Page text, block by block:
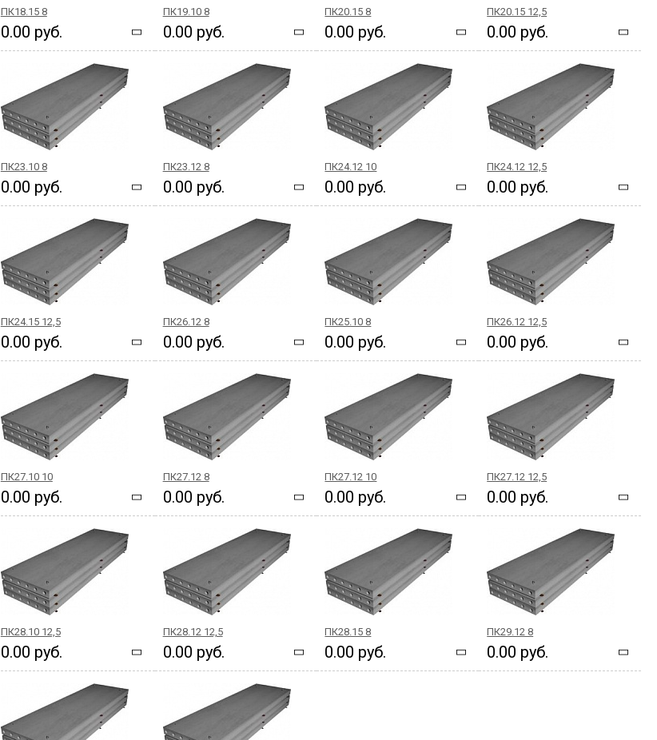
ПК18.15 8
0.00 руб.
ПК19.10 8
0.00 руб.
ПК20.15 8
0.00 руб.
ПК20.15 12,5
0.00 руб.
ПК23.10 8
0.00 руб.
ПК23.12 8
0.00 руб.
ПК24.12 10
0.00 руб.
ПК24.12 12,5
0.00 руб.
ПК24.15 12,5
0.00 руб.
ПК26.12 8
0.00 руб.
ПК25.10 8
0.00 руб.
ПК26.12 12,5
0.00 руб.
ПК27.10 10
0.00 руб.
ПК27.12 8
0.00 руб.
ПК27.12 10
0.00 руб.
ПК27.12 12,5
0.00 руб.
ПК28.10 12,5
0.00 руб.
ПК28.12 12,5
0.00 руб.
ПК28.15 8
0.00 руб.
ПК29.12 8
0.00 руб.